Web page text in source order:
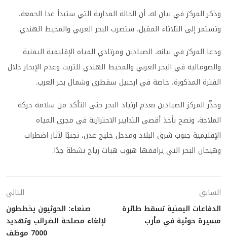
وذكر المركز في بيان له، أن الحالة المدارية التي ستبدأ غدا الجمعة،
وتستمر إلى الثلاثاء المقبل، ستضرب البحر العربي والمحيط الهندي.
ودعا المركز في بيانه، الصيادين ومرتادي المياه الإقليمية اليمنية
والصومالية في البحر العربي والمحيط الهندي للتريث وعدم الإبحار خلال
الفترة المذكورة، خاصة في ارخبيل سقطرى وشمال بحر العرب.
وحذّر المركز الصيادين بعدم ارتياد البحر حتى التأكد من سلامة حركة
الملاحة، ونصح بأخذ أقصى التدابير الاحترازية في مجرى المياه
الإقليمية جنوب شرق البلاد ومدخل خليج عدن، تجنبًا لآثار اضطراب
وهيجان البحر التي يرافقها هبوب هبات رياح نشطة جدًا.
السابق
الدفاعات اليمنية تسقط طائرة
مسيرة حوثية في مأرب
التالي
صنعاء: الحوثيون يخططون
لإلغاء مصلحة الضرائب وتهديد
7000 موظف